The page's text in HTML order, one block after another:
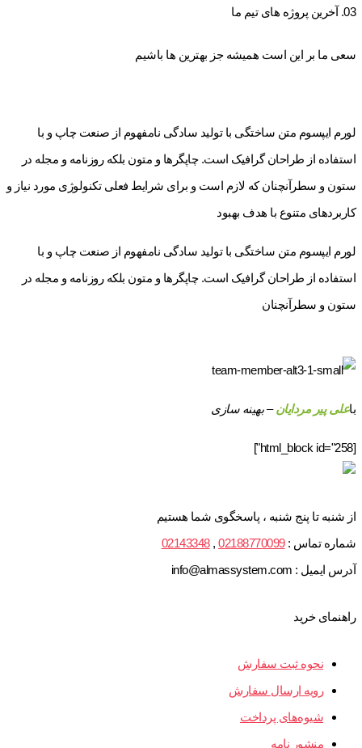
03. آخرین پروژه های تیم ما
سعی ما بر این است همیشه جز بهترین ها باشیم
لورم ایپسوم متن ساختگی با تولید سادگی نامفهوم از صنعت چاپ و با
استفاده از طراحان گرافیک است. چاپگرها و متون بلکه روزنامه و مجله در
ستون و سطرآنچنان که لازم است و برای شرایط فعلی تکنولوژی مورد نیاز و
کاربردهای متنوع با هدف بهبود
لورم ایپسوم متن ساختگی با تولید سادگی نامفهوم از صنعت چاپ و با
استفاده از طراحان گرافیک است. چاپگرها و متون بلکه روزنامه و مجله در
ستون و سطرآنچنان
باعلی پیر مردایان– بهینه سازی
[html_block id="258"]
از شنبه تا پنج شنبه ، پاسخگوی شما هستیم
شماره تماس :02188770099
,
02143348
آدرس ایمیل : info@almassystem.com
راهنمای خرید
نحوه ثبت سفارش
رویه ارسال سفارش
شیوه‌های پرداخت
منشور نامه